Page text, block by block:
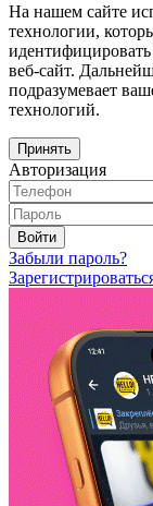
На нашем сайте
технологии,
идентифицировать
веб-сайт.
подразумевает
технологий.
Принять
Авторизация
Войти
Забыли пароль?